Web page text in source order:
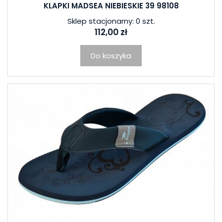
KLAPKI MADSEA NIEBIESKIE 39 98108
Sklep stacjonarny: 0 szt.
112,00 zł
Do koszyka